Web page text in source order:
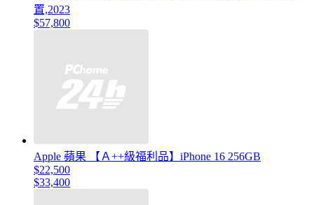
置,2023
$57,800
Apple 蘋果 【Ａ++級福利品】iPhone 16 256GB
$22,500
$33,400